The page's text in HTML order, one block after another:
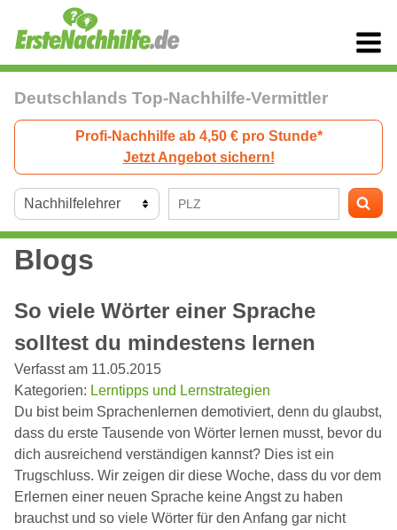
Deutschlands Top-Nachhilfe-Vermittler
Profi-Nachhilfe ab 4,50 € pro Stunde*
Jetzt Angebot sichern!
Blogs
So viele Wörter einer Sprache
solltest du mindestens lernen
Verfasst am 11.05.2015
Kategorien: Lerntipps und Lernstrategien
Du bist beim Sprachenlernen demotiviert, denn du glaubst,
dass du erste Tausende von Wörter lernen musst, bevor du
dich ausreichend verständigen kannst? Dies ist ein
Trugschluss. Wir zeigen dir diese Woche, dass du vor dem
Erlernen einer neuen Sprache keine Angst zu haben
brauchst und so viele Wörter für den Anfang gar nicht